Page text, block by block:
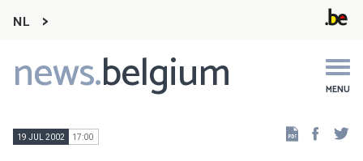
NL
news.belgium MENU
Main
navigation
19 JUL 2002 17:00